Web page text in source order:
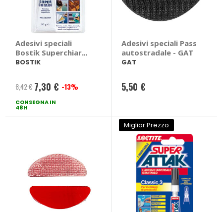
Adesivi speciali
Bostik Superchiaro
- BOSTIK
BOSTIK
8,42 € Prezzo
speciale
7,30 € -13%
CONSEGNA IN
48H
Adesivi speciali Pass
autostradale - GAT
GAT
5,50 €
Miglior Prezzo